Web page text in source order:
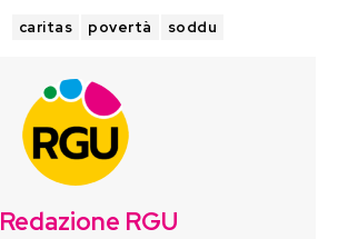
caritas povertà soddu
Redazione RGU